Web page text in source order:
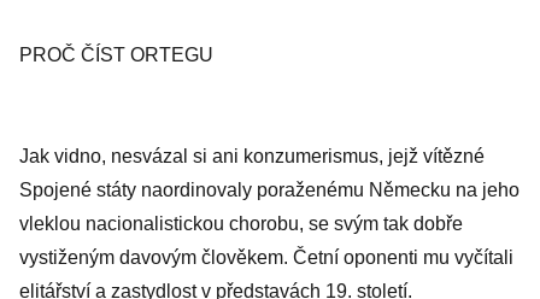
PROČ ČÍST ORTEGU
Jak vidno, nesvázal si ani konzumerismus, jejž vítězné
Spojené státy naordinovaly poraženému Německu na jeho
vleklou nacionalistickou chorobu, se svým tak dobře
vystiženým davovým člověkem. Četní oponenti mu vyčítali
elitářství a zastydlost v představách 19. století.